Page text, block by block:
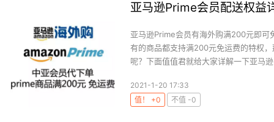
亚马逊Prime会员配送权益
亚马逊Prime会员有海外购满200元即
有的商品都支持满200元免运费的特权
呢？下面值值君就给大家详解一下亚马
2021-1-20 17:33
值！ +0
不值 -0